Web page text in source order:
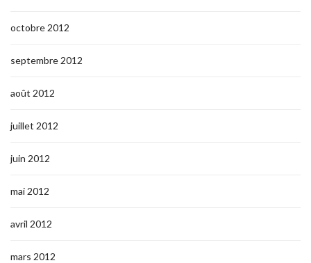
octobre 2012
septembre 2012
août 2012
juillet 2012
juin 2012
mai 2012
avril 2012
mars 2012